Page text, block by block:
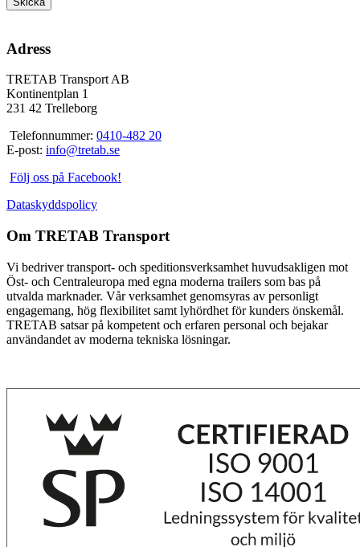
Adress
TRETAB Transport AB
Kontinentplan 1
231 42 Trelleborg
Telefonnummer: 0410-482 20
E-post: info@tretab.se
Följ oss på Facebook!
Dataskyddspolicy
Om TRETAB Transport
Vi bedriver transport- och speditionsverksamhet huvudsakligen mot
Öst- och Centraleuropa med egna moderna trailers som bas på
utvalda marknader. Vår verksamhet genomsyras av personligt
engagemang, hög flexibilitet samt lyhördhet för kunders önskemål.
TRETAB satsar på kompetent och erfaren personal och bejakar
användandet av moderna tekniska lösningar.